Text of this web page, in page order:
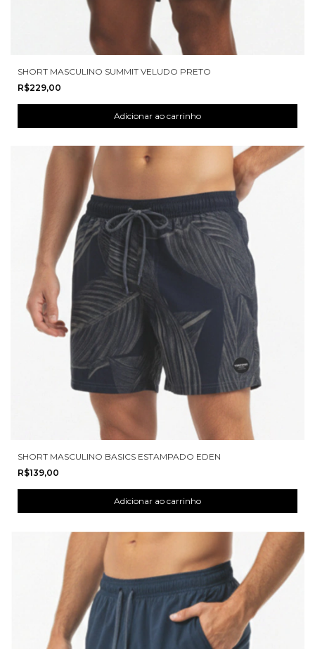
SHORT MASCULINO SUMMIT VELUDO PRETO
R$229,00
SHORT MASCULINO BASICS ESTAMPADO EDEN
R$139,00